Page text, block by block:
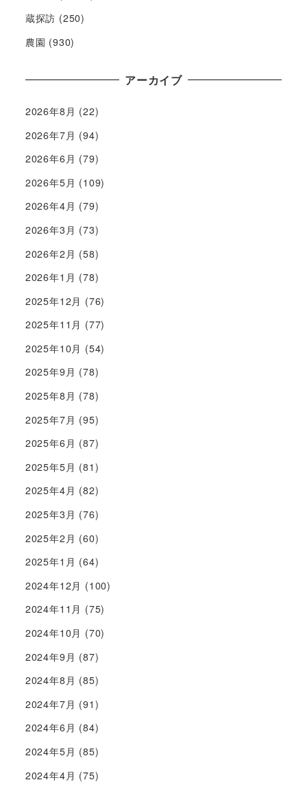
蔵探訪 (250)
農園 (930)
アーカイブ
2026年8月 (22)
2026年7月 (94)
2026年6月 (79)
2026年5月 (109)
2026年4月 (79)
2026年3月 (73)
2026年2月 (58)
2026年1月 (78)
2025年12月 (76)
2025年11月 (77)
2025年10月 (54)
2025年9月 (78)
2025年8月 (78)
2025年7月 (95)
2025年6月 (87)
2025年5月 (81)
2025年4月 (82)
2025年3月 (76)
2025年2月 (60)
2025年1月 (64)
2024年12月 (100)
2024年11月 (75)
2024年10月 (70)
2024年9月 (87)
2024年8月 (85)
2024年7月 (91)
2024年6月 (84)
2024年5月 (85)
2024年4月 (75)